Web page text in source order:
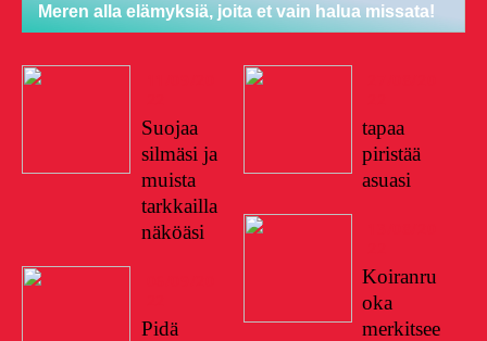
Meren alla elämyksiä, joita et vain halua missata!
Suojaa
silmäsi ja
muista
tarkkailla
näköäsi
Pidä
tapaa
piristää
asuasi
Koiranru
oka
merkitsee